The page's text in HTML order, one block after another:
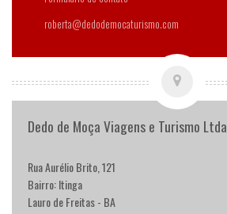
roberta@dedodemocaturismo.com
Dedo de Moça Viagens e Turismo Ltda
Rua Aurélio Brito, 121
Bairro: Itinga
Lauro de Freitas - BA